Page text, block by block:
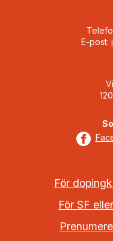
E-post:
För
För SF